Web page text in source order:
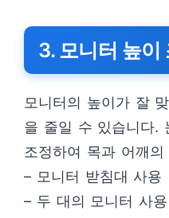
3. 모니터 높이
모니터의 높이가 잘
을 줄일 수 있습니다.
조정하여 목과 어깨
– 모니터 받침대 사용
– 두 대의 모니터 사